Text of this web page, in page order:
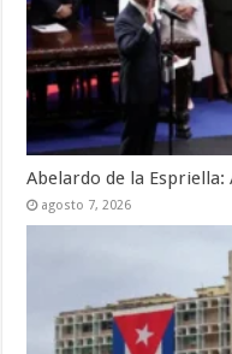
Abelardo de la Espriella:
agosto 7, 2026